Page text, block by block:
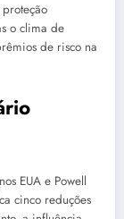
o clima de
de risco na
EUA e Powell
cinco reduções